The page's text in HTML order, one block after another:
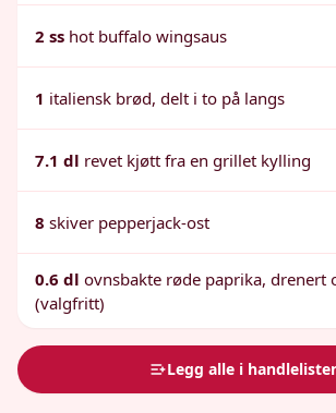
2 ss hot buffalo wingsaus
1 italiensk brød, delt i to på langs
7.1 dl revet kjøtt fra en grillet kylling
8 skiver pepperjack-ost
0.6 dl ovnsbakte røde paprika, drenert
(valgfritt)
Legg alle i